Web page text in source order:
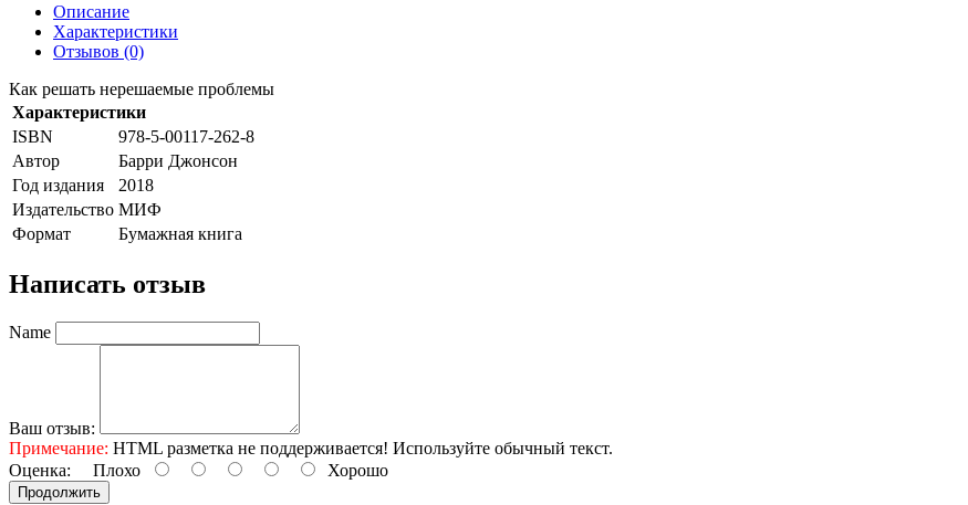
Описание
Характеристики
Отзывов (0)
Как решать нерешаемые проблемы
Характеристики
ISBN
978-5-00117-262-8
Автор
Барри Джонсон
Год издания
2018
Издательство МИФ
Формат
Бумажная книга
Написать отзыв
Name
Ваш отзыв:
Примечание: HTML разметка не поддерживается! Используйте обычный текст.
Оценка: Плохо Хорошо
Продолжить